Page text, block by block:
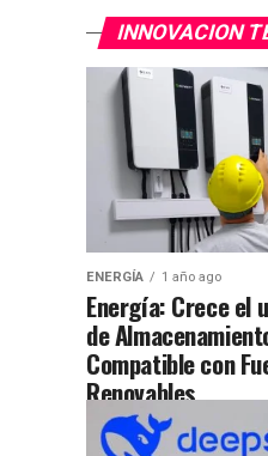
INNOVACION
ENERGÍA 1 año ago
Energía: Crece el
de
Compatible con
Renovables